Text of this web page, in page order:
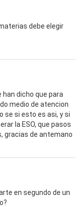
debe elegir
han dicho que para
medio de atencion
se si esto es asi, y si
la ESO, que pasos
gracias de antemano
en segundo de un